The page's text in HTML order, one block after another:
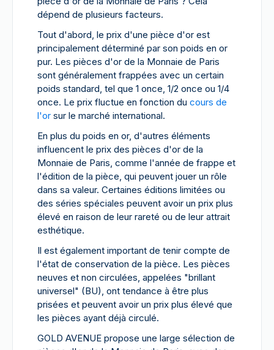
dépend de plusieurs facteurs.
Tout d'abord, le prix d'une pièce d'or est
principalement déterminé par son poids en or
pur. Les pièces d'or de la Monnaie de Paris
sont généralement frappées avec un certain
poids standard, tel que 1 once, 1/2 once ou 1/4
once. Le prix fluctue en fonction du cours de
l'or sur le marché international.
En plus du poids en or, d'autres éléments
influencent le prix des pièces d'or de la
Monnaie de Paris, comme l'année de frappe et
l'édition de la pièce, qui peuvent jouer un rôle
dans sa valeur. Certaines éditions limitées ou
des séries spéciales peuvent avoir un prix plus
élevé en raison de leur rareté ou de leur attrait
esthétique.
Il est également important de tenir compte de
l'état de conservation de la pièce. Les pièces
neuves et non circulées, appelées "brillant
universel" (BU), ont tendance à être plus
prisées et peuvent avoir un prix plus élevé que
les pièces ayant déjà circulé.
GOLD AVENUE propose une large sélection de